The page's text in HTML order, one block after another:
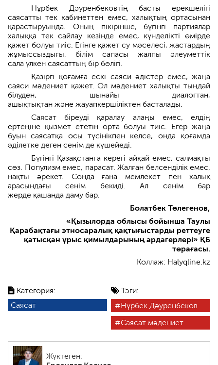
Категория:
Саясат
Тэги:
Нұрбек Дәуренбеков
Саясат мәдениет
Жүктеген:
Нұрбек Дәуренбековтің басты ерекшелігі
саясатты тек кабинеттен емес, халықтың ортасынан
қарастыруында. Оның пікірінше, бүгінгі партиялар
халыққа тек сайлау кезінде емес, күнделікті өмірде
қажет болуы тиіс. Егінге қажет су мәселесі, жастардың
жұмыссыздығы, білім сапасы жалпы әлеуметтік
сала үлкен саясаттың бір бөлігі.
Қазіргі қоғамға ескі саяси әдістер емес, жаңа
саяси мәдениет қажет. Ол мәдениет халықты тыңдай
білуден, шынайы диалогтан,
ашықтықтан және жауапкершіліктен басталады.
Саясат біреуді қаралау алаңы емес, елдің
ертеңіне қызмет ететін орта болуы тиіс. Егер жаңа
буын саясатқа осы түсінікпен келсе, онда қоғамда
әділетке деген сенім де күшейеді.
Бүгінгі Қазақстанға керегі айқай емес, салмақты
сөз. Популизм емес, парасат. Жалған белсенділік емес,
нақты әрекет. Сонда ғана мемлекет пен халық
арасындағы сенім бекиді. Ал сенім бар
жерде қашанда даму бар.
Болатбек Төлегенов,
«Қызылорда облысы бойынша Таулы
Қарабақтағы этносаралық қақтығыстарды реттеуге
қатысқан ұрыс қимылдарының ардагерлері» ҚБ
төрағасы.
Коллаж: Halyqline.kz